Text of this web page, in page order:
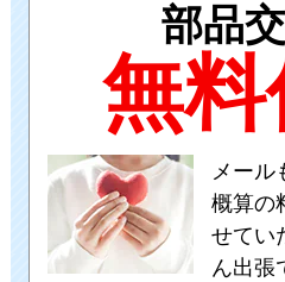
部品
無
メール
概算の
せてい
ん出張